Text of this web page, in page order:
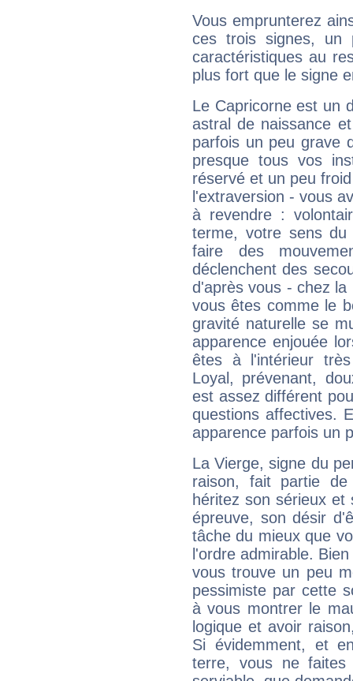
Vous emprunterez
ces trois signes, un
caractéristiques au
plus fort que le signe
Le Capricorne est un
astral de naissance
parfois un peu grave
presque tous vos
réservé et un peu
l'extraversion - vous
à revendre :
terme, votre sens
faire des
déclenchent des
d'après vous - chez
vous êtes comme le
gravité naturelle se
apparence enjouée
êtes à l'intérieur
Loyal, prévenant,
est assez différent
questions affectives.
apparence parfois un
La Vierge, signe du
raison, fait partie
héritez son sérieux
épreuve, son désir
tâche du mieux que
l'ordre admirable.
vous trouve un peu
pessimiste par cette
à vous montrer le
logique et avoir
Si évidemment, et
terre, vous ne